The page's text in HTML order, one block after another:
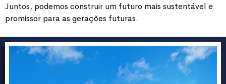
Juntos, podemos construir um futuro mais sustentável e
promissor para as gerações futuras.